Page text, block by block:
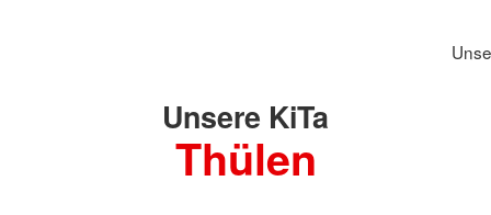
Unsere KiTa
Thülen